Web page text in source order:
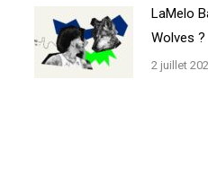
LaMelo
Wolves ?
2 juillet